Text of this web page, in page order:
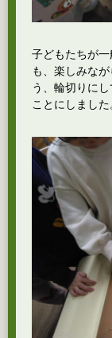
子どもたちが
も、楽しみな
う、輪切りに
ことにしました